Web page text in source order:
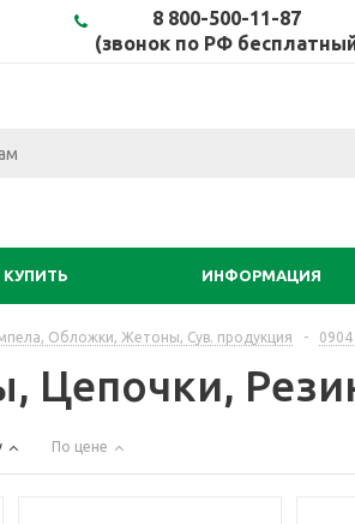
8 800-500-11-87
(звонок по РФ
КУПИТЬ ИНФОРМАЦИЯ
Обложки, Жетоны, Сув. продукция -
Цепочки,
По цене